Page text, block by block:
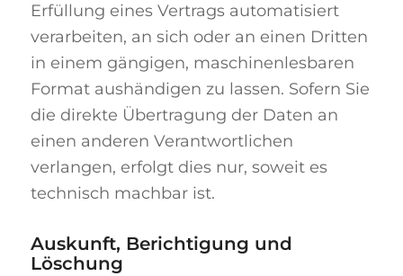
Erfüllung eines Vertrags automatisiert
verarbeiten, an sich oder an einen Dritten
in einem gängigen, maschinenlesbaren
Format aushändigen zu lassen. Sofern Sie
die direkte Übertragung der Daten an
einen anderen Verantwortlichen
verlangen, erfolgt dies nur, soweit es
technisch machbar ist.
Auskunft, Berichtigung und
Löschung